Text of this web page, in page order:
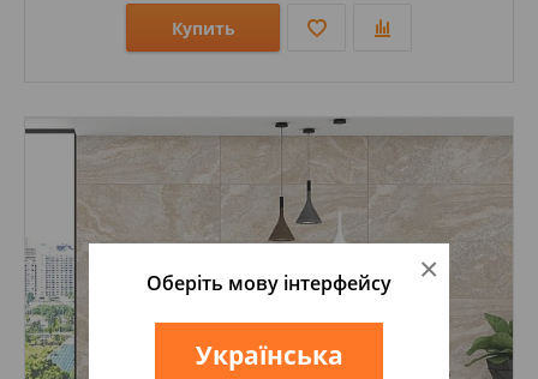
Купить
×
Оберіть мову інтерфейсу
Українська